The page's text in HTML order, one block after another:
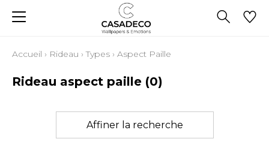
Accueil › Rideau ›Types › Aspect Paille
Rideau aspect paille (0)
Affiner la recherche